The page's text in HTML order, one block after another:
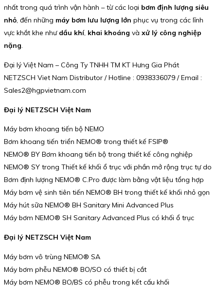
nhất trong quá trình vận hành – từ các loại bơm định lượng siêu
nhỏ, đến những máy bơm lưu lượng lớn phục vụ trong các lĩnh
vực khắt khe như dầu khí, khai khoáng và xử lý công nghiệp
nặng.
Đại lý Việt Nam – Công Ty TNHH TM KT Hưng Gia Phát
NETZSCH Viet Nam Distributor / Hotline : 0938336079 / Email :
Sales2@hgpvietnam.com
Đại lý NETZSCH Việt Nam
Máy bơm khoang tiến bộ NEMO
Bơm khoang tiến triển NEMO® trong thiết kế FSIP®
NEMO® BY Bơm khoang tiến bộ trong thiết kế công nghiệp
NEMO® SY trong Thiết kế khối ổ trục với phần mở rộng trục tự do
Bơm định lượng NEMO® C.Pro được làm bằng vật liệu tổng hợp
Máy bơm vệ sinh tiên tiến NEMO® BH trong thiết kế khối nhỏ gọn
Máy hút sữa NEMO® BH Sanitary Mini Advanced Plus
Máy bơm NEMO® SH Sanitary Advanced Plus có khối ổ trục
Đại lý NETZSCH Việt Nam
Máy bơm vô trùng NEMO® SA
Máy bơm phễu NEMO® BO/SO có thiết bị cắt
Máy bơm NEMO® BO/BS có phễu trong kết cấu khối